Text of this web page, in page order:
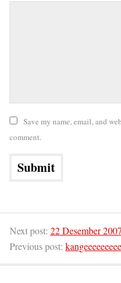
Save my name, email, and
comment.
Next post: 22 Desember 2007
Previous post: